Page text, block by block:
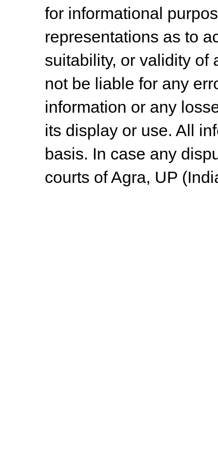
for informational
representations as to
suitability, or validity of
not be liable for any
information or any
its display or use. All
basis. In case any
courts of Agra, UP